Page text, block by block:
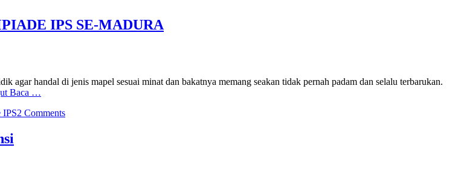
IPS SE-MADURA
agar handal di jenis mapel sesuai minat dan bakatnya memang seakan tidak pernah padam dan selalu terbarukan.
Baca …
IPS2 Comments